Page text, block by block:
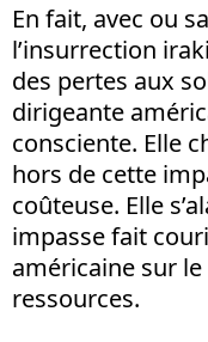
En fait, avec ou
l’insurrection
des pertes aux
dirigeante
consciente. Elle
hors de cette
coûteuse. Elle
impasse fait
américaine sur
ressources.